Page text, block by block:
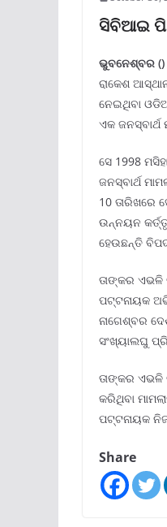
ସିବିଆଇ
ଭୁବନେଶ୍ବର ()
ରାକେଶ
ନେଇଥିବା
ଏକ ଜନସ୍ବାର୍ଥ
ସେ 1998
ଜନସ୍ବାର୍ଥ
10 ତାରିଖରେ
ଉନ୍ନୟନ
ହେଉଛନ୍ତି
ତାଙ୍କର ଏଭଳି
ପଟ୍ଟନାୟକ
ନାଗେଶ୍ବର
ସଂଖ୍ୟାଲଘୁ
ତାଙ୍କର ଏଭଳି
କରିଥିବା
ପଟ୍ଟନାୟକ
Share